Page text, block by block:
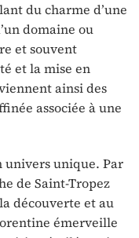
du charme d’une
domaine ou
et souvent
et la mise en
ainsi des
associée à une
univers unique. Par
de Saint-Tropez
découverte et au
émerveille